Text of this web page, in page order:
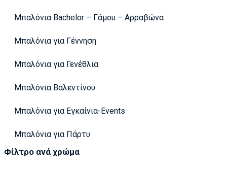
Μπαλόνια Bachelor – Γάμου – Αρραβώνα
Μπαλόνια για Γέννηση
Μπαλόνια για Γενέθλια
Μπαλόνια Βαλεντίνου
Μπαλόνια για Εγκαίνια-Events
Μπαλόνια για Πάρτυ
Φίλτρο ανά χρώμα